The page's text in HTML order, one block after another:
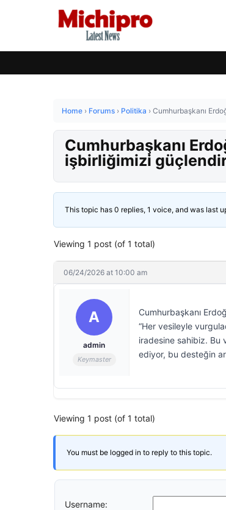
Home › Forums › Politika › Cumhurbaşkanı
Cumhurbaşkanı
işbirliğimizi
This topic has 0 replies, 1 voice, and was last
Viewing 1 post (of 1 total)
06/24/2026 at 10:00 am
A
admin
Keymaster
Cumhurbaşkanı
“Her vesileyle
iradesine sahibiz. Bu
ediyor, bu desteğin
Viewing 1 post (of 1 total)
You must be logged in to reply to this topic.
Username: